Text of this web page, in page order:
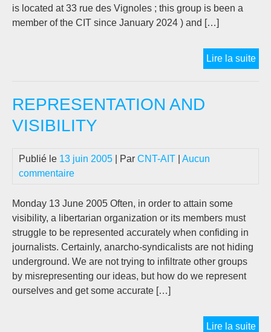
is located at 33 rue des Vignoles ; this group is been a
member of the CIT since January 2024 ) and […]
Lire la suite
REPRESENTATION AND
VISIBILITY
Publié le 13 juin 2005 | Par CNT-AIT
Aucun
commentaire
Monday 13 June 2005 Often, in order to attain some
visibility, a libertarian organization or its members must
struggle to be represented accurately when confiding in
journalists. Certainly, anarcho-syndicalists are not hiding
underground. We are not trying to infiltrate other groups
by misrepresenting our ideas, but how do we represent
ourselves and get some accurate […]
Lire la suite